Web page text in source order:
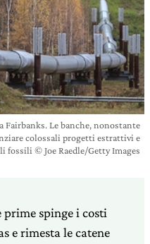
Fairbanks. Le banche, nonostante
colossali progetti estrattivi e
© Joe Raedle/Getty Images
spinge i costi
e rimesta le catene